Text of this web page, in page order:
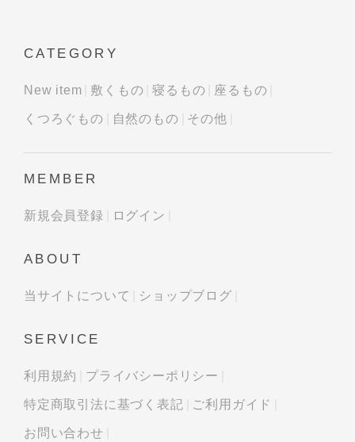
CATEGORY
New item 敷くもの 寝るもの 座るもの
くつろぐもの 自然のもの その他
MEMBER
新規会員登録 ログイン
ABOUT
当サイトについて ショップブログ
SERVICE
利用規約 プライバシーポリシー
特定商取引法に基づく表記 ご利用ガイド
お問い合わせ